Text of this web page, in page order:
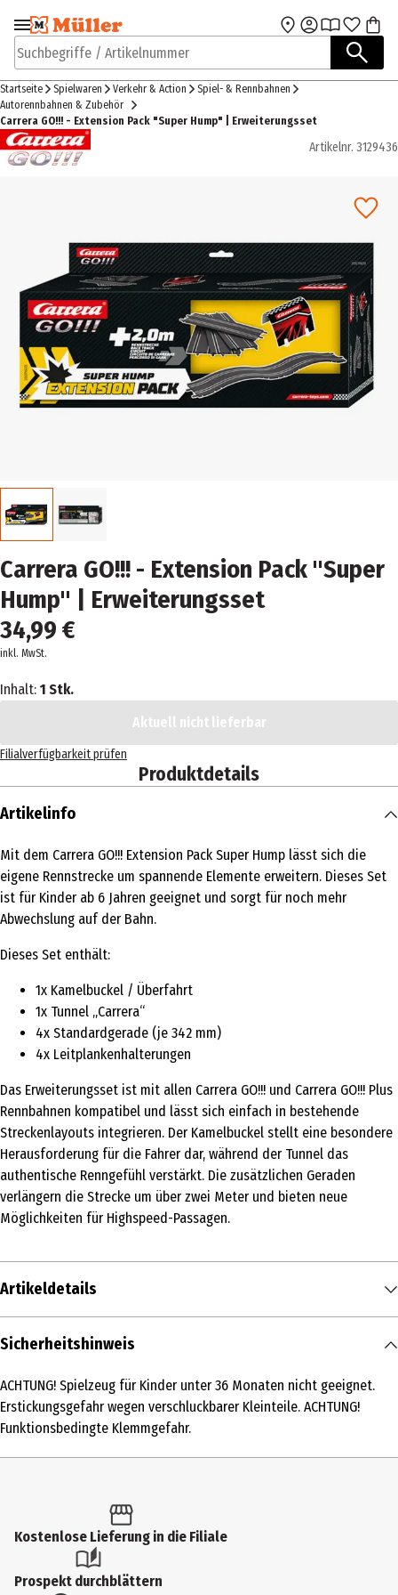
Zur Navigation
springen
Zum Hauptinhalt
Suchbegriffe / Artikelnummer
Startseite Spielwaren Verkehr & Action
Spiel- & Rennbahnen
Autorennbahnen & Zubehör
Carrera GO!!! - Extension Pack "Super Hump" | Erweiterungsset
Artikelnr. 3129436
Carrera GO!!! - Extension Pack "Super
Hump" | Erweiterungsset
34,99 €
inkl. MwSt.
Inhalt: 1 Stk.
Aktuell nicht lieferbar
Filialverfügbarkeit prüfen
Produktdetails
Artikelinfo
Mit dem Carrera GO!!! Extension Pack Super Hump lässt sich die
eigene Rennstrecke um spannende Elemente erweitern. Dieses Set
ist für Kinder ab 6 Jahren geeignet und sorgt für noch mehr
Abwechslung auf der Bahn.
Dieses Set enthält:
1x Kamelbuckel / Überfahrt
1x Tunnel „Carrera“
4x Standardgerade (je 342 mm)
4x Leitplankenhalterungen
Das Erweiterungsset ist mit allen Carrera GO!!! und Carrera GO!!! Plus
Rennbahnen kompatibel und lässt sich einfach in bestehende
Streckenlayouts integrieren. Der Kamelbuckel stellt eine besondere
Herausforderung für die Fahrer dar, während der Tunnel das
authentische Renngefühl verstärkt. Die zusätzlichen Geraden
verlängern die Strecke um über zwei Meter und bieten neue
Möglichkeiten für Highspeed-Passagen.
Artikeldetails
Inhalt
Produkttyp
Zubehör & Ersatzteile
Altersempfehlung ab
Artikelnummer des Herstellers
20071609
Hersteller
Sicherheitshinweis
ACHTUNG! Spielzeug für Kinder unter 36 Monaten nicht geeignet.
Erstickungsgefahr wegen verschluckbarer Kleinteile. ACHTUNG!
Funktionsbedingte Klemmgefahr.
Kostenlose Lieferung in die Filiale
Prospekt durchblättern